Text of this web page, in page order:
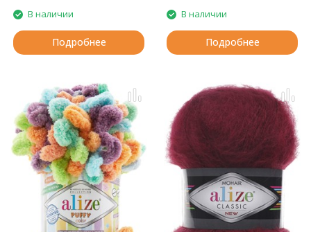
В наличии
Подробнее
В наличии
Подробнее